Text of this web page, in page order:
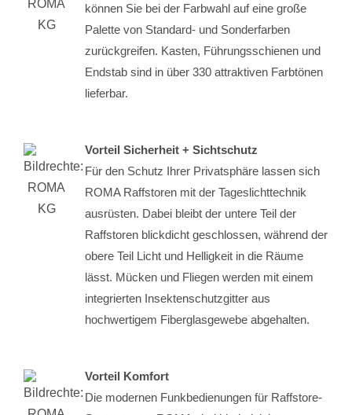
können Sie bei der Farbwahl auf eine große
Palette von Standard- und Sonderfarben
zurückgreifen. Kasten, Führungsschienen und
Endstab sind in über 330 attraktiven Farbtönen
lieferbar.
Vorteil Sicherheit + Sichtschutz
Für den Schutz Ihrer Privatsphäre lassen sich
ROMA Raffstoren mit der Tageslichttechnik
ausrüsten. Dabei bleibt der untere Teil der
Raffstoren blickdicht geschlossen, während der
obere Teil Licht und Helligkeit in die Räume
lässt. Mücken und Fliegen werden mit einem
integrierten Insektenschutzgitter aus
hochwertigem Fiberglasgewebe abgehalten.
Vorteil Komfort
Die modernen Funkbedienungen für Raffstore-